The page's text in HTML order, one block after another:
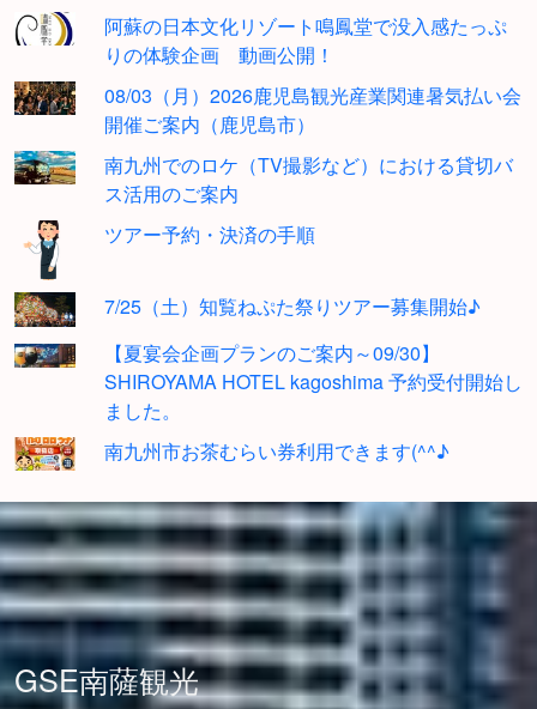
阿蘇の日本文化リゾート鳴鳳堂で没入感たっぷ
りの体験企画 動画公開！
08/03（月）2026鹿児島観光産業関連暑気払い会
開催ご案内（鹿児島市）
南九州でのロケ（TV撮影など）における貸切バ
ス活用のご案内
ツアー予約・決済の手順
7/25（土）知覧ねぷた祭りツアー募集開始♪
【夏宴会企画プランのご案内～09/30】
SHIROYAMA HOTEL kagoshima 予約受付開始し
ました。
南九州市お茶むらい券利用できます(^^♪
GSE南薩観光